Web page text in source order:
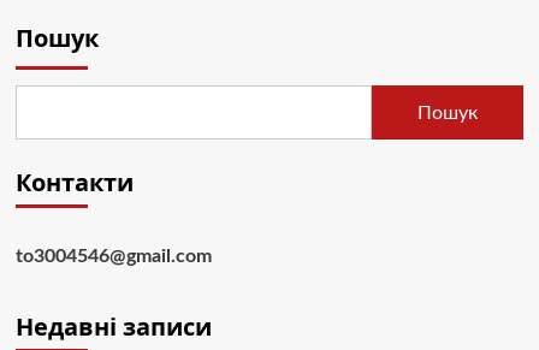
Пошук
Пошук
Контакти
to3004546@gmail.com
Недавні записи